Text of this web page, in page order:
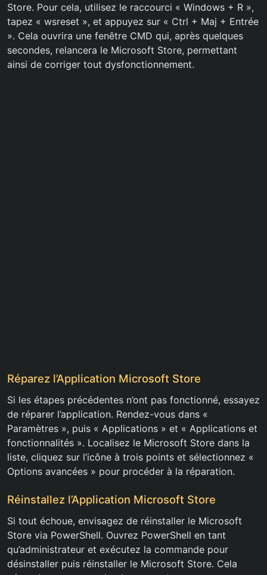
Store. Pour cela, utilisez le raccourci « Windows + R »,
tapez « wsreset », et appuyez sur « Ctrl + Maj + Entrée
». Cela ouvrira une fenêtre CMD qui, après quelques
secondes, relancera le Microsoft Store, permettant
ainsi de corriger tout dysfonctionnement.
Réparez l’Application Microsoft Store
Si les étapes précédentes n’ont pas fonctionné, essayez
de réparer l’application. Rendez-vous dans «
Paramètres », puis « Applications » et « Applications et
fonctionnalités ». Localisez le Microsoft Store dans la
liste, cliquez sur l’icône à trois points et sélectionnez «
Options avancées » pour procéder à la réparation.
Réinstallez l’Application Microsoft Store
Si tout échoue, envisagez de réinstaller le Microsoft
Store via PowerShell. Ouvrez PowerShell en tant
qu’administrateur et exécutez la commande pour
désinstaller puis réinstaller le Microsoft Store. Cela